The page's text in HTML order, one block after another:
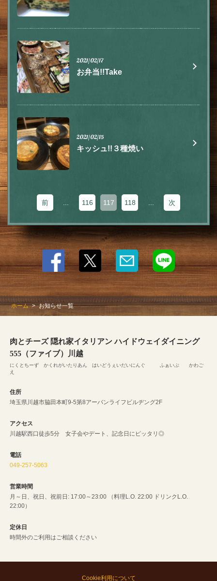
2021/02/17
お弁当!!Take
2021/02/15
キッシュ!!３種焼い
前 116 117 118 次
ホーム お知らせ一覧
肉とチーズ 隠れ家イタリアン ハイドウェイダイニング
555（ファイブ）川越
にくとちーず かくれがいたりあん はいどうぇいだいにんぐ ふぁいぶ かわご
え
住所
埼玉県川越市脇田本町9-5第8アーバンライフビルヂング2F
アクセス
川越駅西口徒歩5分 女子会やデート、記念日にピッタリ◎
電話
049-257-5063
営業時間
月～日、祝日、祝前日: 17:00～23:00 （料理L.O. 22:00 ドリンクL.O.
22:00）
定休日
時間外のご利用はご相談ください
Cookie利用について